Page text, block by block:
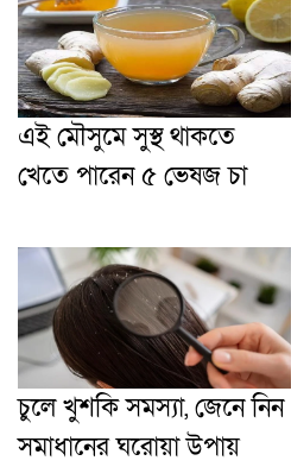
এই মৌসুমে সুস্থ থাকতে
খেতে পারেন ৫ ভেষজ চা
চুলে খুশকি সমস্যা, জেনে নিন
সমাধানের ঘরোয়া উপায়